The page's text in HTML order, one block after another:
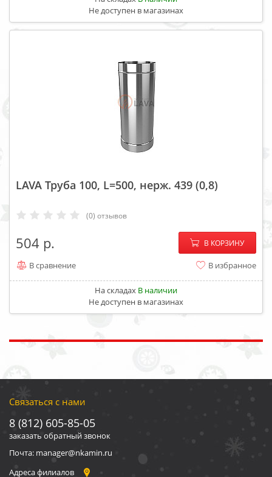
Не доступен в магазинах
LAVA Труба 100, L=500, нерж. 439 (0,8)
(0) отзывов
504 − +
В КОРЗИНУ
В сравнение В избранное
На складах В наличии
Не доступен в магазинах
Связаться с нами
8 (812) 605-85-05
заказать обратный звонок
Почта: manager@nkamin.ru
Адреса филиалов